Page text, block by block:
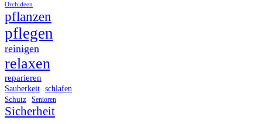
Orchideen
pflanzen
pflegen
reinigen
relaxen
reparieren
Sauberkeit schlafen
Schutz Senioren
Sicherheit